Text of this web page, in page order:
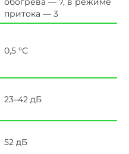
притока — 3
0,5 °С
23–42 дБ
52 дБ